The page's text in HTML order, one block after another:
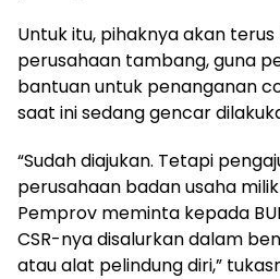
Untuk itu, pihaknya akan
perusahaan tambang, guna
bantuan untuk penanganan
saat ini sedang gencar
“Sudah diajukan. Tetapi
perusahaan badan usaha
Pemprov meminta kepada
CSR-nya disalurkan dalam
atau alat pelindung diri,”